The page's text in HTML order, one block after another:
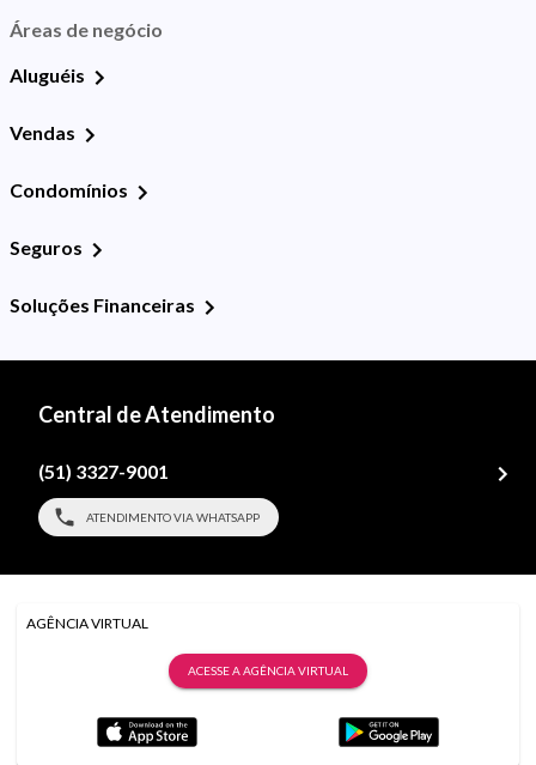
Áreas de negócio
Aluguéis
Vendas
Condomínios
Seguros
Soluções Financeiras
Central de Atendimento
(51) 3327-9001
ATENDIMENTO VIA WHATSAPP
AGÊNCIA VIRTUAL
ACESSE A AGÊNCIA VIRTUAL